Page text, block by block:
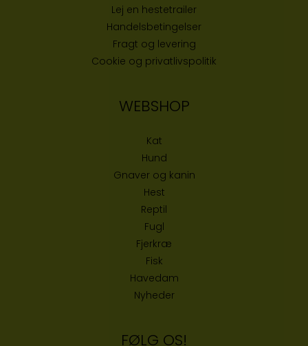
Lej en hestetrailer
Handelsbetingelser
Fragt og levering
Cookie og privatlivspolitik
WEBSHOP
Kat
Hund
Gnaver og kanin
Hest
Reptil
Fugl
Fjerkræ
Fisk
Havedam
Nyheder
FØLG OS!